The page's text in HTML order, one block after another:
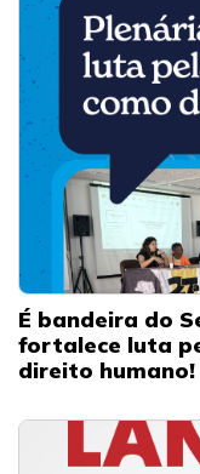
É bandeira do
fortalece luta
direito humano!